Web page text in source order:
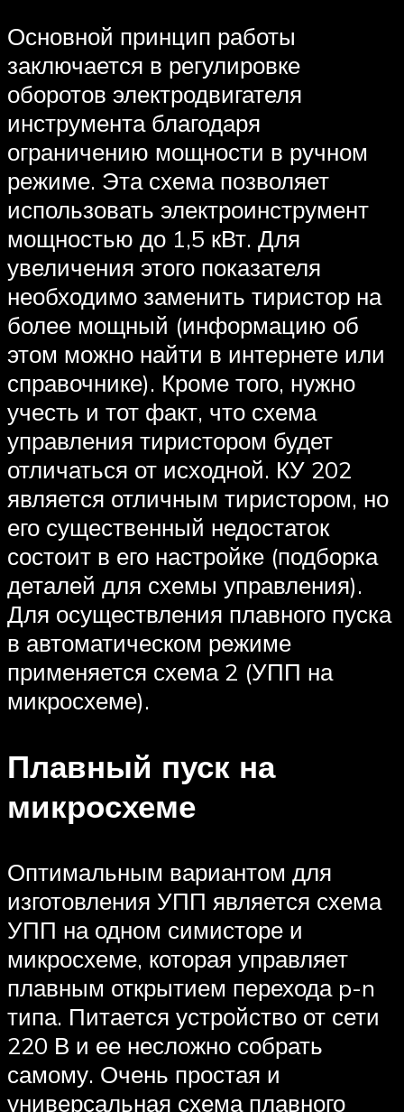
Основной принцип работы
заключается в регулировке
оборотов электродвигателя
инструмента благодаря
ограничению мощности в ручном
режиме. Эта схема позволяет
использовать электроинструмент
мощностью до 1,5 кВт. Для
увеличения этого показателя
необходимо заменить тиристор на
более мощный (информацию об
этом можно найти в интернете или
справочнике). Кроме того, нужно
учесть и тот факт, что схема
управления тиристором будет
отличаться от исходной. КУ 202
является отличным тиристором, но
его существенный недостаток
состоит в его настройке (подборка
деталей для схемы управления).
Для осуществления плавного пуска
в автоматическом режиме
применяется схема 2 (УПП на
микросхеме).
Плавный пуск на
микросхеме
Оптимальным вариантом для
изготовления УПП является схема
УПП на одном симисторе и
микросхеме, которая управляет
плавным открытием перехода p-n
типа. Питается устройство от сети
220 В и ее несложно собрать
самому. Очень простая и
универсальная схема плавного